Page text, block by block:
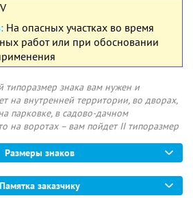
На опасных участках во время
работ или при обосновании
типоразмер знака вам нужен и
на внутренней территории, во дворах,
парковке, в садово-дачном
на воротах – вам пойдет II типоразмер
Размеры знаков
Памятка заказчику